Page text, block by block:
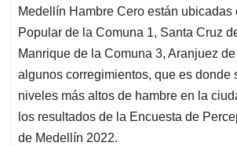
Medellín Hambre Cero están ubicadas
Popular de la Comuna 1, Santa Cruz
Manrique de la Comuna 3, Aranjuez
algunos corregimientos, que es donde
niveles más altos de hambre en la
los resultados de la Encuesta de
de Medellín 2022.